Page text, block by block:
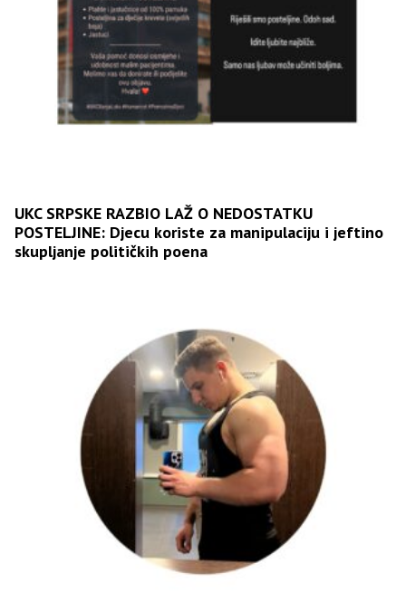
UKC SRPSKE RAZBIO LAŽ O NEDOSTATKU
POSTELJINE: Djecu koriste za manipulaciju i jeftino
skupljanje političkih poena